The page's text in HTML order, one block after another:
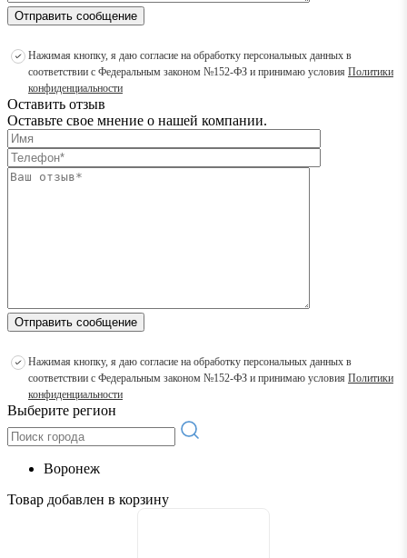
Отправить сообщение
Нажимая кнопку, я даю согласие на обработку персональных данных в
соответствии с Федеральным законом №152-ФЗ и принимаю условия Политики
конфиденциальности
Оставить отзыв
Оставьте свое мнение о нашей компании.
Отправить сообщение
Нажимая кнопку, я даю согласие на обработку персональных данных в
соответствии с Федеральным законом №152-ФЗ и принимаю условия Политики
конфиденциальности
Выберите регион
Воронеж
Товар добавлен в корзину